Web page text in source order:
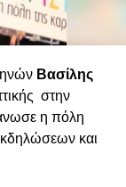
Βασίλης
στην
η πόλη
και